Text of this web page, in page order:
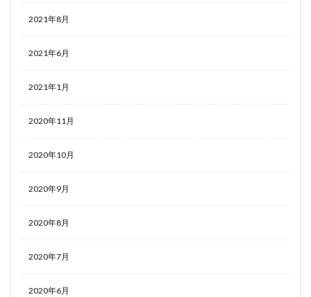
2021年8月
2021年6月
2021年1月
2020年11月
2020年10月
2020年9月
2020年8月
2020年7月
2020年6月